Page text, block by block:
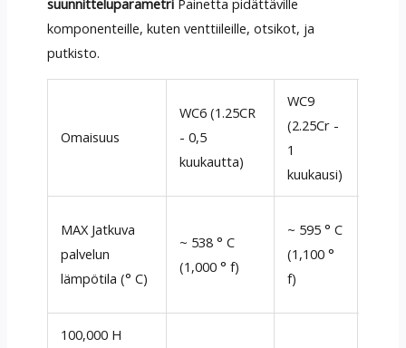
komponenteille, kuten venttiileille, otsikot, ja
putkisto.
Omaisuus
WC6 (1.25CR
- 0,5
kuukautta)
WC9
(2.25Cr -
1
kuukausi)
MAX Jatkuva
palvelun
lämpötila (° C)
~ 538 ° C
(1,000 ° f)
~ 595 ° C
(1,100 °
f)
100,000 H